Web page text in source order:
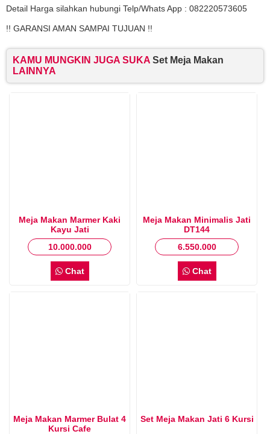
Detail Harga silahkan hubungi Telp/Whats App : 082220573605
!! GARANSI AMAN SAMPAI TUJUAN !!
KAMU MUNGKIN JUGA SUKA Set Meja Makan
LAINNYA
Meja Makan Marmer Kaki
Kayu Jati
10.000.000
Chat
Meja Makan Minimalis Jati
DT144
6.550.000
Chat
Meja Makan Marmer Bulat 4
Kursi Cafe
Set Meja Makan Jati 6 Kursi